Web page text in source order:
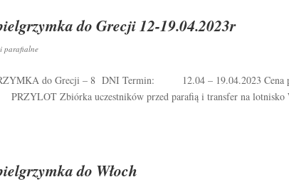
do Grecji 12-19.04.2023r
parafialne
do Grecji – 8 DNI Termin: 12.04 – 19.04.2023 Cena
Zbiórka uczestników przed parafią i transfer na lotnisko
do Włoch